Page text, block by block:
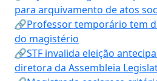
para arquivamento de atos
🔗Professor temporário tem
do magistério
🔗STF invalida eleição
diretora da Assembleia